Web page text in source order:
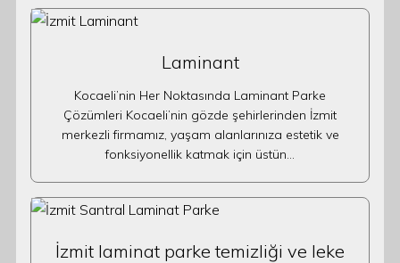
Laminant
Kocaeli’nin Her Noktasında Laminant Parke
Çözümleri Kocaeli’nin gözde şehirlerinden İzmit
merkezli firmamız, yaşam alanlarınıza estetik ve
fonksiyonellik katmak için üstün…
İzmit laminat parke temizliği ve leke